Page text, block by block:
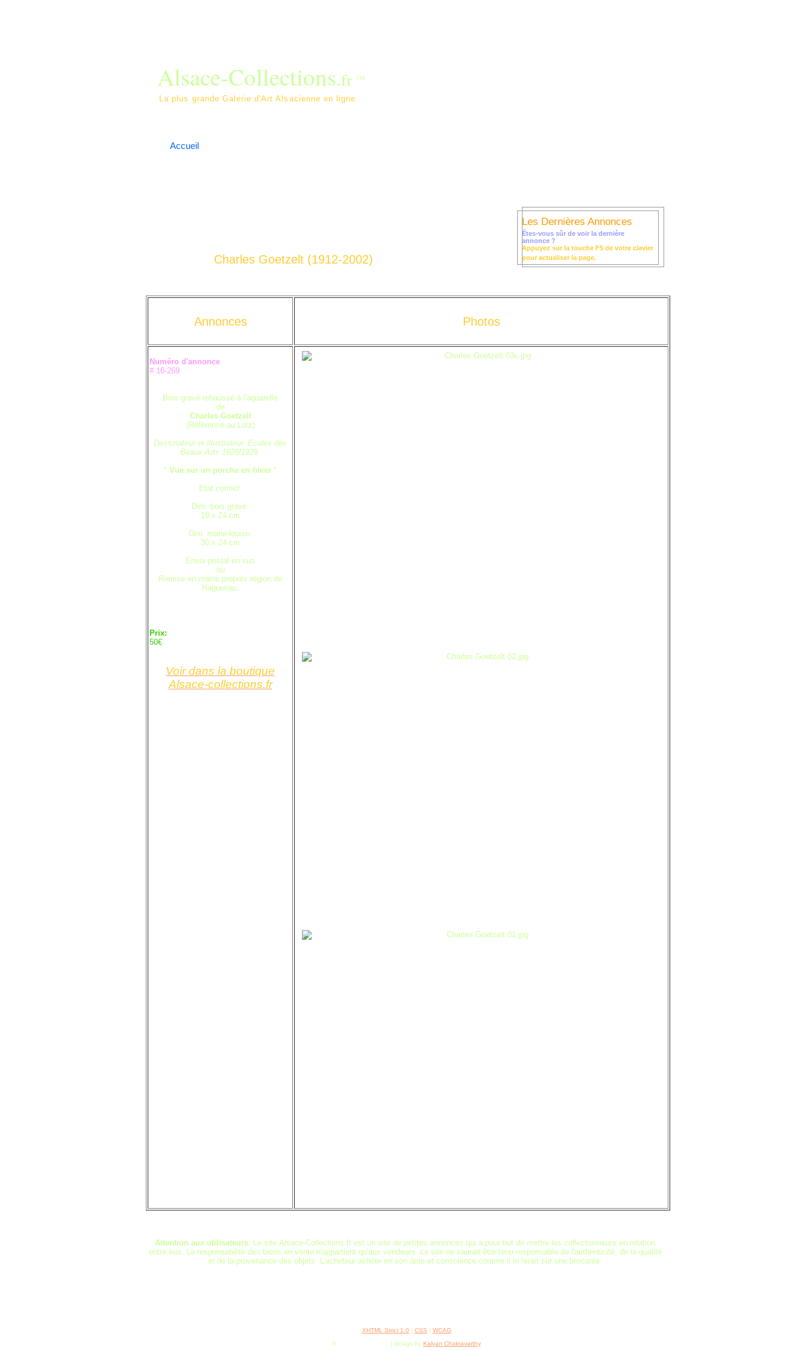
Alsace-Collections.fr TM
La plus grande Galerie d'Art Alsacienne en ligne
Accueil
Les Dernières Annonces
Êtes-vous sûr de voir la dernière
annonce ?
Appuyez sur la touche F5 de votre clavier
pour actualiser la page.
Charles Goetzelt (1912-2002)
Annonces Photos
Numéro d'annonce
# 16-269
Bois gravé rehaussé à l'aquarelle
de
Charles Goetzelt
(Référencé au Lotz)
Dessinateur et Illustrateur, Ecoles des
Beaux-Arts 1928/1929.
" Vue sur un porche en hiver "
Etat correct.
Dim. bois gravé:
19 x 24 cm
Dim. marie-louise:
30 x 24 cm
Envoi postal en sus
ou
Remise en mains propres région de
Haguenau.
Prix:
50€
Voir dans la boutique
Alsace-collections.fr
Attention aux utilisateurs: Le site Alsace-Collections.fr est un site de petites annonces qui a pour but de mettre les collectionneurs en relation
entre eux. La responsabilité des biens en vente n'appartient qu'aux vendeurs. Le site ne saurait être tenu responsable de l'authenticité, de la qualité
et de la provenance des objets. L'acheteur achète en son âme et conscience comme il le ferait sur une brocante.
XHTML Strict 1.0 | CSS | WCAG
©
| design by Kalyan Chakravarthy